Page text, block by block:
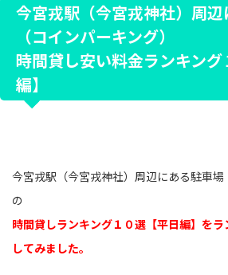
今宮戎駅（今宮戎神社）周
（コインパーキング）
時間貸し安い料金ランキング
編】
今宮戎駅（今宮戎神社）周辺にある駐車場
の
時間貸しランキング１０選【平日編】を
してみました。